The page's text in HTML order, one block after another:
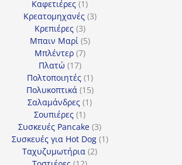
Καφετιέρες 11
προϊόν
Κρεατομηχανές 33
Κρεπιέρες 33
προϊόντα
Μπαιν Μαρί 55
Μπλέντερ 77
Πλατώ 1717
προϊόντα
Πολτοποιητές 11
προϊόν
Πολυκοπτικά 1515
προϊόντα
Σαλαμάνδρες 11
Σουπιέρες 11
προϊόν
Συσκευές Pancake 33
προϊόντα
Συσκευές για Hot Dog 11
Ταχυζυμωτήρια 22